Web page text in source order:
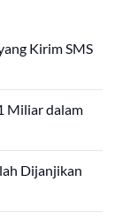
Kirim SMS
Miliar dalam
Dijanjikan